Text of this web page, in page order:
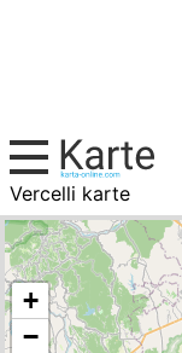
Vercelli karte
Italien, Städte-
+
−